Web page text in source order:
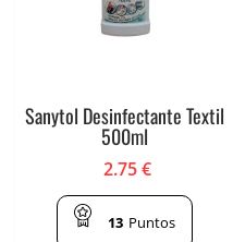
Sanytol Desinfectante Textil
500ml
2.75€
13 Puntos